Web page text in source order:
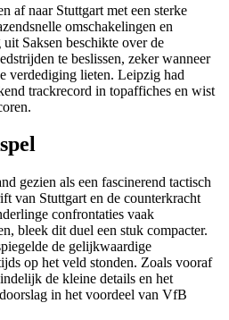
af naar Stuttgart met een sterke
omschakelingen en
Saksen beschikte over de
te beslissen, zeker wanneer
verdediging lieten. Leipzig had
trackrecord in topaffiches en wist
gezien als een fascinerend tactisch
van Stuttgart en de counterkracht
confrontaties vaak
bleek dit duel een stuk compacter.
de gelijkwaardige
op het veld stonden. Zoals vooraf
de kleine details en het
in het voordeel van VfB